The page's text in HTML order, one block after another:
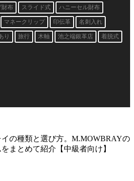
財布 スライド式 ハニーセル財布
マネークリップ 印伝革 名刺入れ
り 旅行 木軸 池之端銀革店 着脱式
イの種類と選び方。M.MOWBRAYの
まとめて紹介【中級者向け】